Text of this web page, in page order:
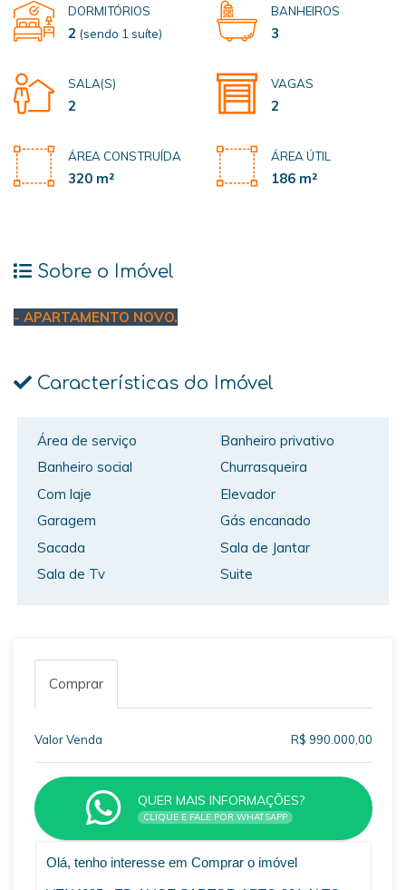
DORMITÓRIOS
2 (sendo 1 suíte)
BANHEIROS
3
SALA(S)
2
VAGAS
2
ÁREA CONSTRUÍDA
320 m²
ÁREA ÚTIL
186 m²
Sobre o Imóvel
- APARTAMENTO NOVO.
Características do Imóvel
Área de serviço
Banheiro privativo
Banheiro social
Churrasqueira
Com laje
Elevador
Garagem
Gás encanado
Sacada
Sala de Jantar
Sala de Tv
Suite
Comprar
Valor Venda R$ 990.000,00
QUER MAIS INFORMAÇÕES?
CLIQUE E FALE POR WHATSAPP
VOLTAR